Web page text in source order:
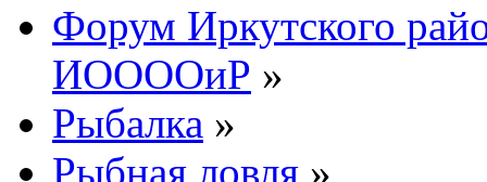
Форум Иркутского
ИООООиР »
Рыбалка »
Рыбная ловля »